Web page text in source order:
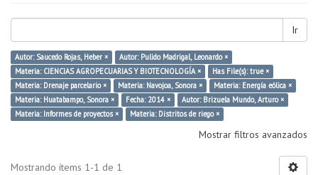
Ir
Autor: Saucedo Rojas, Heber ×
Autor: Pulido Madrigal, Leonardo ×
Materia: CIENCIAS AGROPECUARIAS Y BIOTECNOLOGÍA ×
Has File(s): true ×
Materia: Drenaje parcelario ×
Materia: Navojoa, Sonora ×
Materia: Energía eólica ×
Materia: Huatabampo, Sonora ×
Fecha: 2014 ×
Autor: Brizuela Mundo, Arturo ×
Materia: Informes de proyectos ×
Materia: Distritos de riego ×
Mostrar filtros avanzados
Mostrando ítems 1-1 de 1